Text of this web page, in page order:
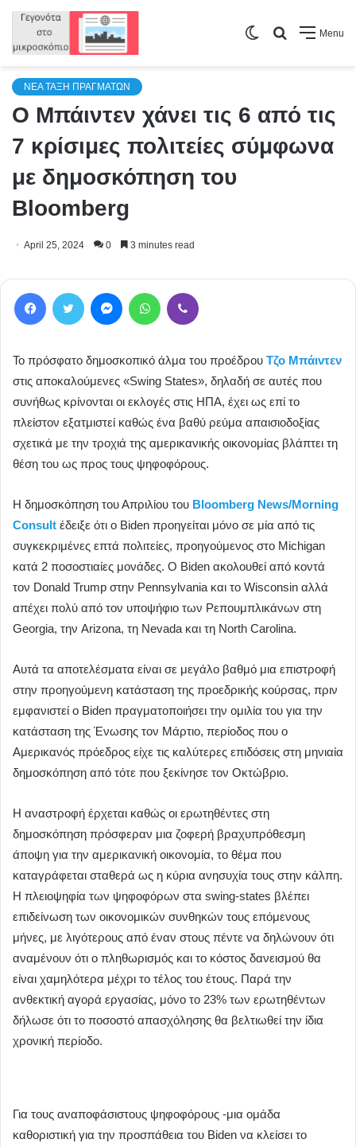
Menu
Search
Switch
NEA TAΞΗ ΠΡΑΓΜΑΤΩΝ
Ο Μπάιντεν χάνει τις 6 από τις
7 κρίσιμες πολιτείες σύμφωνα
με δημοσκόπηση του
Bloomberg
April 25, 2024 0 3 minutes read
Το πρόσφατο δημοσκοπικό άλμα του προέδρου Τζο Μπάιντεν
στις αποκαλούμενες «Swing States», δηλαδή σε αυτές που
συνήθως κρίνονται οι εκλογές στις ΗΠΑ, έχει ως επί το
πλείστον εξατμιστεί καθώς ένα βαθύ ρεύμα απαισιοδοξίας
σχετικά με την τροχιά της αμερικανικής οικονομίας βλάπτει τη
θέση του ως προς τους ψηφοφόρους.
Η δημοσκόπηση του Απριλίου του Bloomberg News/Morning
Consult έδειξε ότι ο Biden προηγείται μόνο σε μία από τις
συγκεκριμένες επτά πολιτείες, προηγούμενος στο Michigan
κατά 2 ποσοστιαίες μονάδες. Ο Biden ακολουθεί από κοντά
τον Donald Trump στην Pennsylvania και το Wisconsin αλλά
απέχει πολύ από τον υποψήφιο των Ρεπουμπλικάνων στη
Georgia, την Arizona, τη Nevada και τη North Carolina.
Αυτά τα αποτελέσματα είναι σε μεγάλο βαθμό μια επιστροφή
στην προηγούμενη κατάσταση της προεδρικής κούρσας, πριν
εμφανιστεί ο Biden πραγματοποιήσει την ομιλία του για την
κατάσταση της Ένωσης τον Μάρτιο, περίοδος που ο
Αμερικανός πρόεδρος είχε τις καλύτερες επιδόσεις στη μηνιαία
δημοσκόπηση από τότε που ξεκίνησε τον Οκτώβριο.
Η αναστροφή έρχεται καθώς οι ερωτηθέντες στη
δημοσκόπηση πρόσφεραν μια ζοφερή βραχυπρόθεσμη
άποψη για την αμερικανική οικονομία, το θέμα που
καταγράφεται σταθερά ως η κύρια ανησυχία τους στην κάλπη.
Η πλειοψηφία των ψηφοφόρων στα swing-states βλέπει
επιδείνωση των οικονομικών συνθηκών τους επόμενους
μήνες, με λιγότερους από έναν στους πέντε να δηλώνουν ότι
αναμένουν ότι ο πληθωρισμός και το κόστος δανεισμού θα
είναι χαμηλότερα μέχρι το τέλος του έτους. Παρά την
ανθεκτική αγορά εργασίας, μόνο το 23% των ερωτηθέντων
δήλωσε ότι το ποσοστό απασχόλησης θα βελτιωθεί την ίδια
χρονική περίοδο.
Για τους αναποφάσιστους ψηφοφόρους -μια ομάδα
καθοριστική για την προσπάθεια του Biden να κλείσει το